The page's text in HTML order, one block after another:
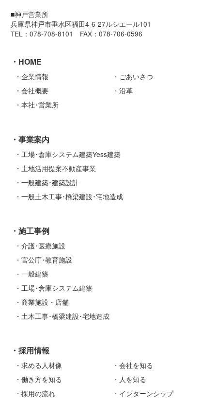
■神戸営業所
兵庫県神戸市垂水区福田4-6-27ルシエール101
TEL：078-708-8101 FAX：078-706-0596
HOME
企業情報
ごあいさつ
会社概要
沿革
本社･営業所
事業案内
工場･倉庫システム建築Yess建築
土地活用提案不動産事業
一般建築･建築設計
一般土木工事･橋梁建設･宅地造成
施工事例
介護･医療施設
官公庁･教育施設
一般建築
工場･倉庫システム建築
商業施設・店舗
土木工事･橋梁建設･宅地造成
採用情報
求める人材像
会社を知る
働き方を知る
人を知る
採用の流れ
インターンシップ